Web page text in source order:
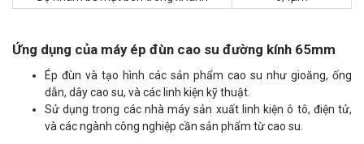
Ứng dụng của máy ép đùn cao su đường kính 65mm
Ép đùn và tạo hình các sản phẩm cao su như gioăng, ống
dẫn, dây cao su, và các linh kiện kỹ thuật.
Sử dụng trong các nhà máy sản xuất linh kiện ô tô, điện tử,
và các ngành công nghiệp cần sản phẩm từ cao su.